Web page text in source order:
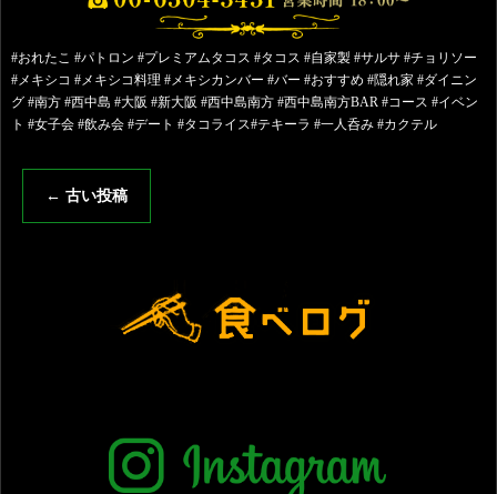
#おれたこ #パトロン #プレミアムタコス #タコス #自家製 #サルサ #チョリソー
#メキシコ #メキシコ料理 #メキシカンバー #バー #おすすめ #隠れ家 #ダイニン
グ #南方 #西中島 #大阪 #新大阪 #西中島南方 #西中島南方BAR #コース #イベン
ト #女子会 #飲み会 #デート #タコライス#テキーラ #一人呑み #カクテル
← 古い投稿